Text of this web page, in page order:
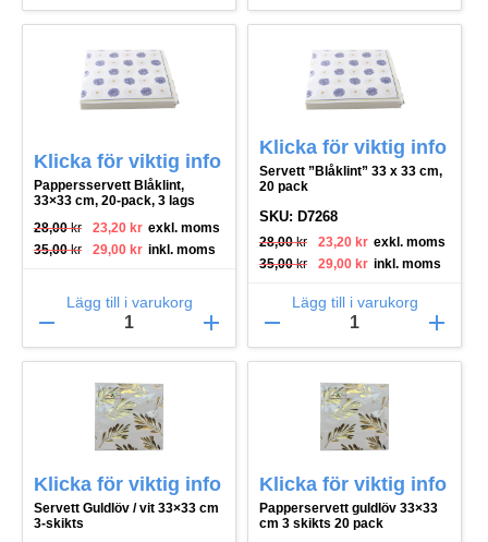
Klicka för viktig info
Pappersservett Blåklint,
33×33 cm, 20-pack, 3 lags
28,00kr
Det ursprungliga priset var: 28,00 kr.
23,20 kr
Det nuvarande priset är: 23,20 kr.
exkl. moms
35,00kr
Det ursprungliga priset var: 35,00 kr.
29,00 kr
Det nuvarande priset är: 29,00 kr.
inkl. moms
Lägg till i varukorg
remove add
Klicka för viktig info
Servett ”Blåklint” 33 x 33 cm,
20 pack
SKU: D7268
28,00kr
Det ursprungliga priset var: 28,00 kr.
23,20 kr
Det nuvarande priset är: 23,20 kr.
exkl. moms
35,00kr
Det ursprungliga priset var: 35,00 kr.
29,00 kr
Det nuvarande priset är: 29,00 kr.
inkl. moms
Lägg till i varukorg
remove add
Klicka för viktig info
Servett Guldlöv / vit 33×33 cm
3-skikts
Klicka för viktig info
Papperservett guldlöv 33×33
cm 3 skikts 20 pack